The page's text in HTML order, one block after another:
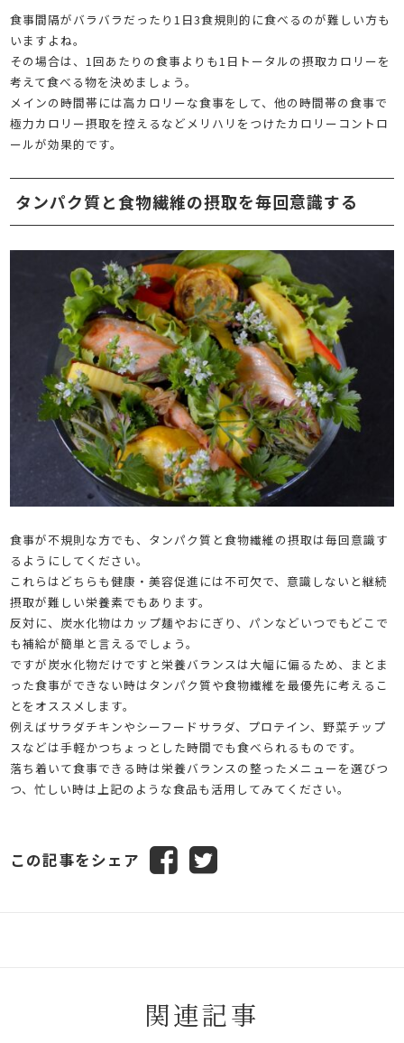
食事間隔がバラバラだったり1日3食規則的に食べるのが難しい方も
いますよね。
その場合は、1回あたりの食事よりも1日トータルの摂取カロリーを
考えて食べる物を決めましょう。
メインの時間帯には高カロリーな食事をして、他の時間帯の食事で
極力カロリー摂取を控えるなどメリハリをつけたカロリーコントロ
ールが効果的です。
タンパク質と食物繊維の摂取を毎回意識する
食事が不規則な方でも、タンパク質と食物繊維の摂取は毎回意識す
るようにしてください。
これらはどちらも健康・美容促進には不可欠で、意識しないと継続
摂取が難しい栄養素でもあります。
反対に、炭水化物はカップ麺やおにぎり、パンなどいつでもどこで
も補給が簡単と言えるでしょう。
ですが炭水化物だけですと栄養バランスは大幅に偏るため、まとま
った食事ができない時はタンパク質や食物繊維を最優先に考えるこ
とをオススメします。
例えばサラダチキンやシーフードサラダ、プロテイン、野菜チップ
スなどは手軽かつちょっとした時間でも食べられるものです。
落ち着いて食事できる時は栄養バランスの整ったメニューを選びつ
つ、忙しい時は上記のような食品も活用してみてください。
この記事をシェア
関連記事